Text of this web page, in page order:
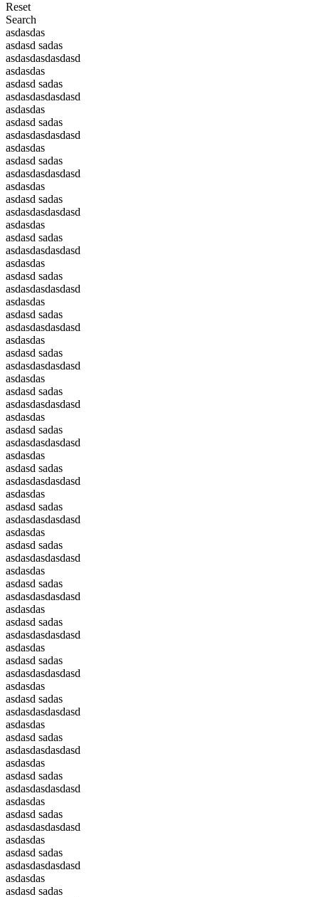
Reset
Search
asdasdas
asdasd sadas
asdasdasdasdasd
asdasdas
asdasd sadas
asdasdasdasdasd
asdasdas
asdasd sadas
asdasdasdasdasd
asdasdas
asdasd sadas
asdasdasdasdasd
asdasdas
asdasd sadas
asdasdasdasdasd
asdasdas
asdasd sadas
asdasdasdasdasd
asdasdas
asdasd sadas
asdasdasdasdasd
asdasdas
asdasd sadas
asdasdasdasdasd
asdasdas
asdasd sadas
asdasdasdasdasd
asdasdas
asdasd sadas
asdasdasdasdasd
asdasdas
asdasd sadas
asdasdasdasdasd
asdasdas
asdasd sadas
asdasdasdasdasd
asdasdas
asdasd sadas
asdasdasdasdasd
asdasdas
asdasd sadas
asdasdasdasdasd
asdasdas
asdasd sadas
asdasdasdasdasd
asdasdas
asdasd sadas
asdasdasdasdasd
asdasdas
asdasd sadas
asdasdasdasdasd
asdasdas
asdasd sadas
asdasdasdasdasd
asdasdas
asdasd sadas
asdasdasdasdasd
asdasdas
asdasd sadas
asdasdasdasdasd
asdasdas
asdasd sadas
asdasdasdasdasd
asdasdas
asdasd sadas
asdasdasdasdasd
asdasdas
asdasd sadas